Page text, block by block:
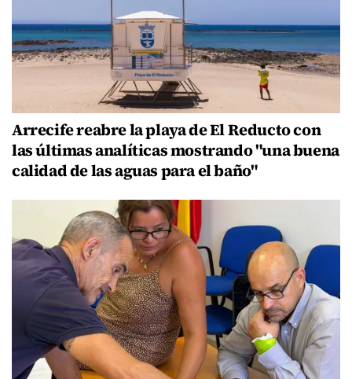
Arrecife reabre la playa de El Reducto con
las últimas analíticas mostrando "una buena
calidad de las aguas para el baño"